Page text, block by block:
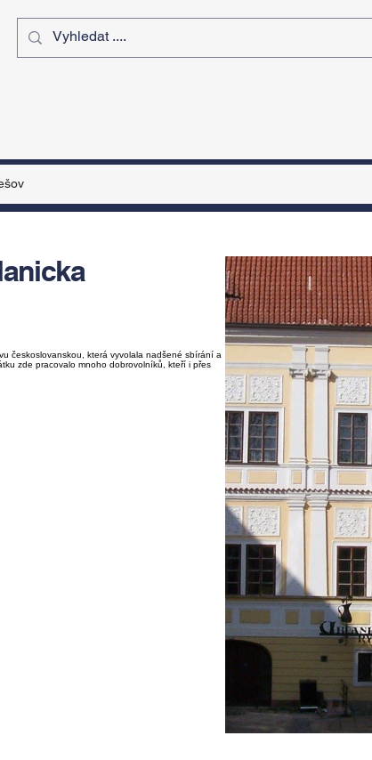
českoslovanskou, která vyvolala nadšené sbírání a
zde pracovalo mnoho dobrovolníků, kteří i přes